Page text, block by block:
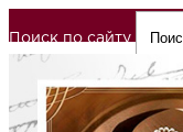
Поиск по сайту